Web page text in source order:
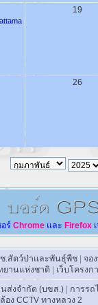
19
26
อร์ Chrome และ Firefox
.สัตว์ป่าและพันธุ์พืช | จอ
ยานแห่งชาติ | เว็บโครงก
ส่งจำกัด (บขส.) | การรถ
อง CCTV ทางหลวง 2